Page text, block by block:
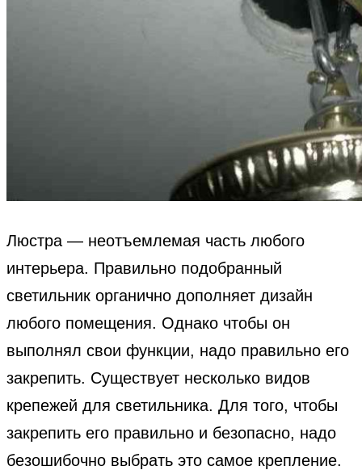
Люстра — неотъемлемая часть любого
интерьера. Правильно подобранный
светильник органично дополняет дизайн
любого помещения. Однако чтобы он
выполнял свои функции, надо правильно его
закрепить. Существует несколько видов
крепежей для светильника. Для того, чтобы
закрепить его правильно и безопасно, надо
безошибочно выбрать это самое крепление.